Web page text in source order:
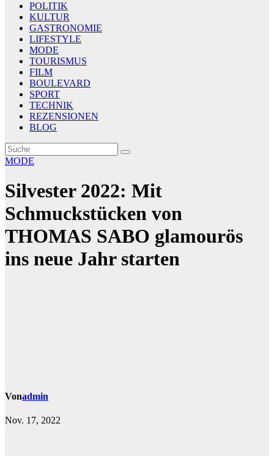
POLITIK
KULTUR
GASTRONOMIE
LIFESTYLE
MODE
TOURISMUS
FILM
BOULEVARD
SPORT
TECHNIK
REZENSIONEN
BLOG
MODE
Silvester 2022: Mit
Schmuckstücken von
THOMAS SABO glamourös
ins neue Jahr starten
Vonadmin
Nov. 17, 2022